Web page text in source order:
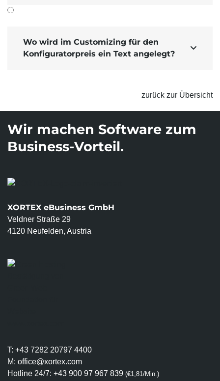
Wo wird im Customizing für den
Konfiguratorpreis ein Text angelegt?

zurück zur Übersicht
Wir machen Software zum
Business-Vorteil.
XORTEX eBusiness GmbH
Veldner Straße 29
4120 Neufelden, Austria
T: +43 7282 20797 4400
M: office@xortex.com
Hotline 24/7: +43 900 97 967 839 (€1,81/Min.)